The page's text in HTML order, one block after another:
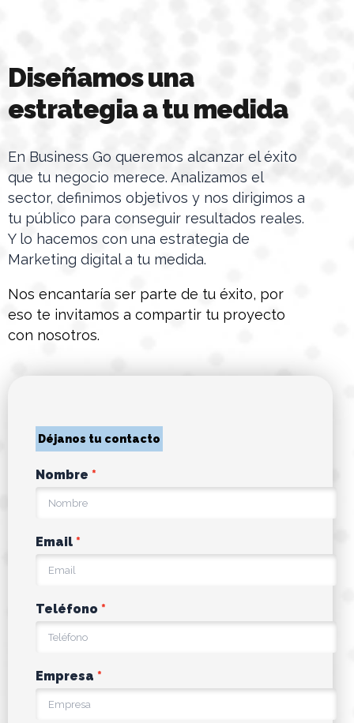
Diseñamos una
estrategia a tu medida
En Business Go queremos alcanzar el éxito
que tu negocio merece. Analizamos el
sector, definimos objetivos y nos dirigimos a
tu público para conseguir resultados reales.
Y lo hacemos con una estrategia de
Marketing digital a tu medida.
Nos encantaría ser parte de tu éxito, por
eso te invitamos a compartir tu proyecto
con nosotros.
Déjanos tu contacto
Nombre
Email
Teléfono
Empresa